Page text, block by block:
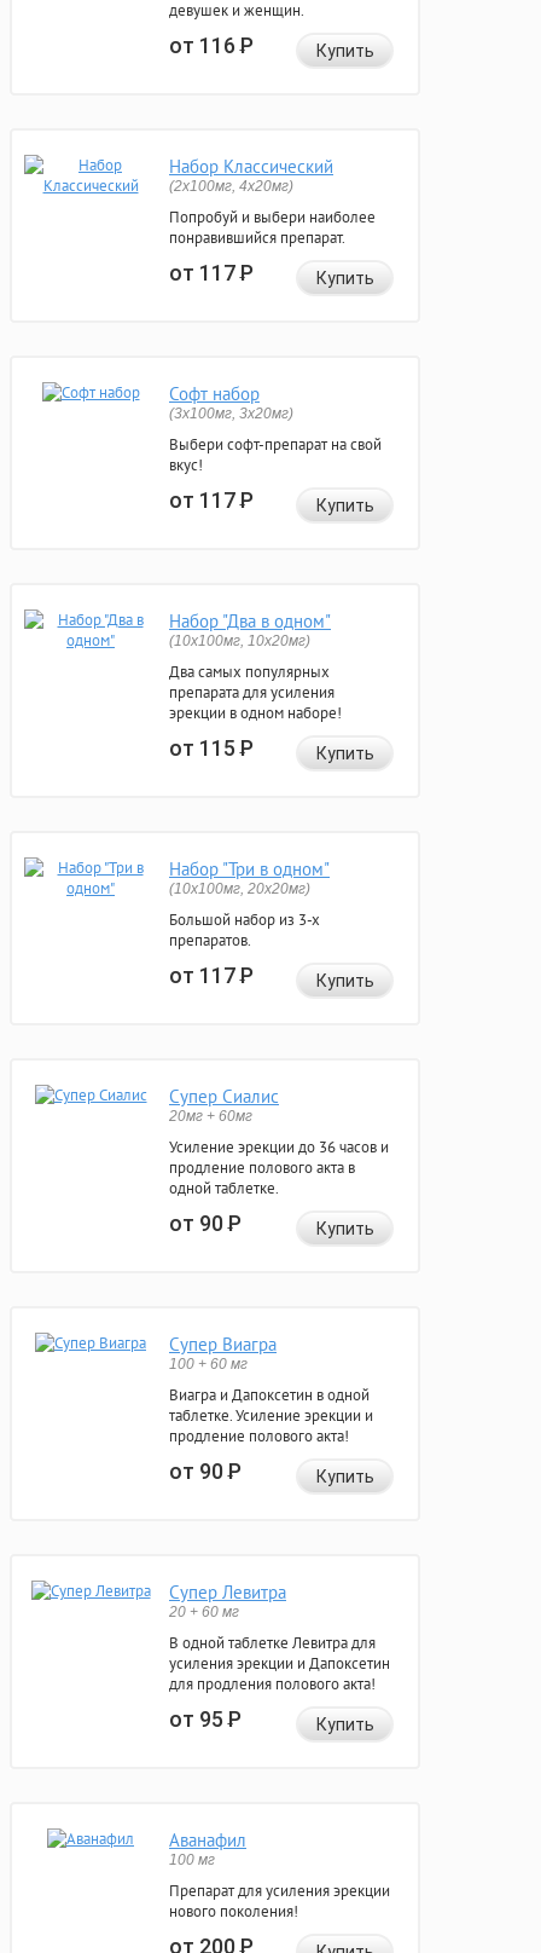
девушек и женщин.
от 116Р Купить
Набор Классический
(2x100мг, 4x20мг)
Попробуй и выбери наиболее
понравившийся препарат.
от 117Р Купить
Софт набор
(3x100мг, 3x20мг)
Выбери софт-препарат на свой
вкус!
от 117Р Купить
Набор "Два в одном"
(10x100мг, 10x20мг)
Два самых популярных
препарата для усиления
эрекции в одном наборе!
от 115Р Купить
Набор "Три в одном"
(10x100мг, 20x20мг)
Большой набор из 3-х
препаратов.
от 117Р Купить
Супер Сиалис
20мг + 60мг
Усиление эрекции до 36 часов и
продление полового акта в
одной таблетке.
от 90Р Купить
Супер Виагра
100 + 60 мг
Виагра и Дапоксетин в одной
таблетке. Усиление эрекции и
продление полового акта!
от 90Р Купить
Супер Левитра
20 + 60 мг
В одной таблетке Левитра для
усиления эрекции и Дапоксетин
для продления полового акта!
от 95Р Купить
Аванафил
100 мг
Препарат для усиления эрекции
нового поколения!
от 200Р